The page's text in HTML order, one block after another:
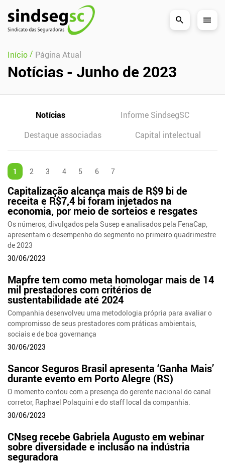
Pular Navegação (s)
Início/ Página Atual
Notícias - Junho de 2023
Notícias
Informe SindsegSC
Destaque associadas
Capital intelectual
1 2 3 4 5 6 7
Capitalização alcança mais de R$9 bi de
receita e R$7,4 bi foram injetados na
economia, por meio de sorteios e resgates
Os números, divulgados pela Susep e analisados pela FenaCap,
apresentam o desempenho do segmento no primeiro quadrimestre
de 2023
30/06/2023
Mapfre tem como meta homologar mais de 14
mil prestadores com critérios de
sustentabilidade até 2024
Companhia desenvolveu uma metodologia própria para avaliar o
compromisso de seus prestadores com práticas ambientais,
sociais e de boa governança
30/06/2023
Sancor Seguros Brasil apresenta ‘Ganha Mais’
durante evento em Porto Alegre (RS)
O momento contou com a presença do gerente nacional do canal
corretor, Raphael Polaquini e do staff local da companhia.
30/06/2023
CNseg recebe Gabriela Augusto em webinar
sobre diversidade e inclusão na indústria
seguradora